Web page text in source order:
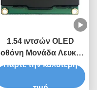
1.54 ιντσών OLED
οθόνη Μονάδα Λευκό
χρώμα 128x64 Pixels
I2C
Πάρτε την καλύτερη
τιμή